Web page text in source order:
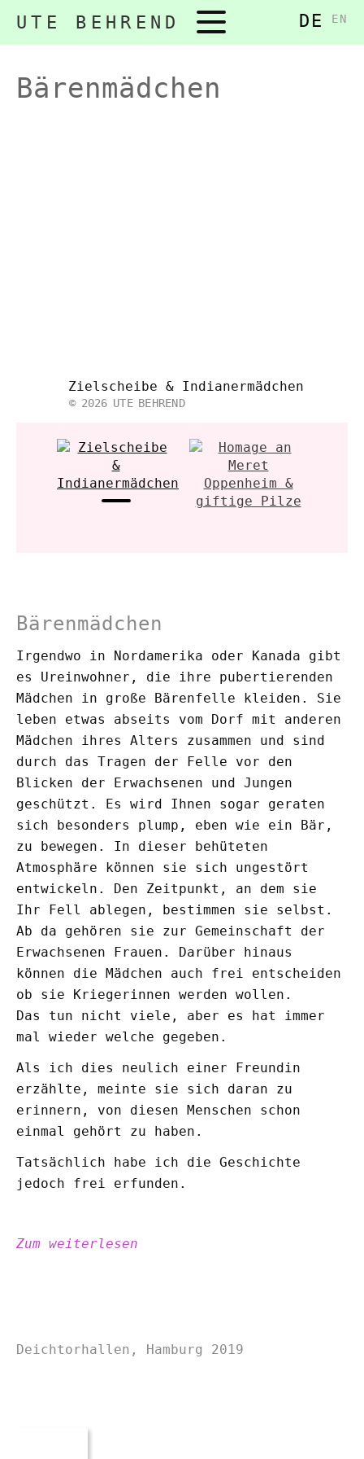
Navigation
überspringen
UTE BEHREND DE EN
Bärenmädchen
Zielscheibe & Indianermädchen
Bärenmädchen
Irgendwo in Nordamerika oder Kanada gibt
es Ureinwohner, die ihre pubertierenden
Mädchen in große Bärenfelle kleiden. Sie
leben etwas abseits vom Dorf mit anderen
Mädchen ihres Alters zusammen und sind
durch das Tragen der Felle vor den
Blicken der Erwachsenen und Jungen
geschützt. Es wird Ihnen sogar geraten
sich besonders plump, eben wie ein Bär,
zu bewegen. In dieser behüteten
Atmosphäre können sie sich ungestört
entwickeln. Den Zeitpunkt, an dem sie
Ihr Fell ablegen, bestimmen sie selbst.
Ab da gehören sie zur Gemeinschaft der
Erwachsenen Frauen. Darüber hinaus
können die Mädchen auch frei entscheiden
ob sie Kriegerinnen werden wollen.
Das tun nicht viele, aber es hat immer
mal wieder welche gegeben.
Als ich dies neulich einer Freundin
erzählte, meinte sie sich daran zu
erinnern, von diesen Menschen schon
einmal gehört zu haben.
Tatsächlich habe ich die Geschichte
jedoch frei erfunden.
Zum weiterlesen
Deichtorhallen, Hamburg 2019